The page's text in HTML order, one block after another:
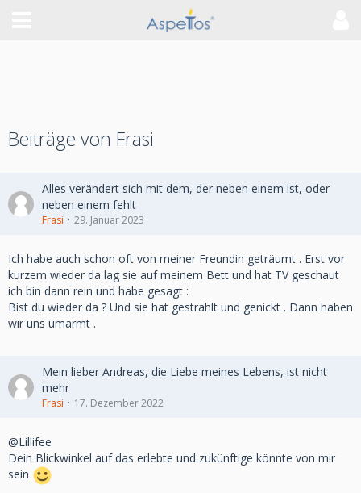
Beiträge von Frasi
Alles verändert sich mit dem, der neben einem ist, oder
neben einem fehlt
Frasi 29. Januar 2023
Ich habe auch schon oft von meiner Freundin geträumt . Erst vor
kurzem wieder da lag sie auf meinem Bett und hat TV geschaut
ich bin dann rein und habe gesagt :
Bist du wieder da ? Und sie hat gestrahlt und genickt . Dann haben
wir uns umarmt .
Mein lieber Andreas, die Liebe meines Lebens, ist nicht
mehr
Frasi 17. Dezember 2022
@Lillifee
Dein Blickwinkel auf das erlebte und zukünftige könnte von mir
sein